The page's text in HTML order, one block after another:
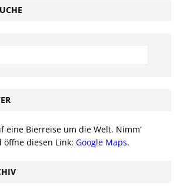
eine Bierreise um die Welt. Nimm’
öffne diesen Link: Google Maps.